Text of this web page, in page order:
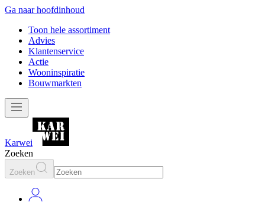
Ga naar hoofdinhoud
Toon hele assortiment
Advies
Klantenservice
Actie
Wooninspiratie
Bouwmarkten
Karwei
Zoeken
Zoeken